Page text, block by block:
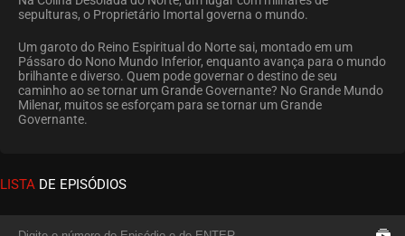
sepulturas, o Proprietário Imortal governa o mundo.
Um garoto do Reino Espiritual do Norte sai, montado em um
Pássaro do Nono Mundo Inferior, enquanto avança para o mundo
brilhante e diverso. Quem pode governar o destino de seu
caminho ao se tornar um Grande Governante? No Grande Mundo
Milenar, muitos se esforçam para se tornar um Grande
Governante.
LISTA DE EPISÓDIOS